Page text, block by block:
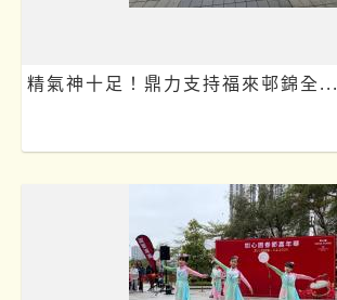
精氣神十足！鼎力支持福來邨錦全...